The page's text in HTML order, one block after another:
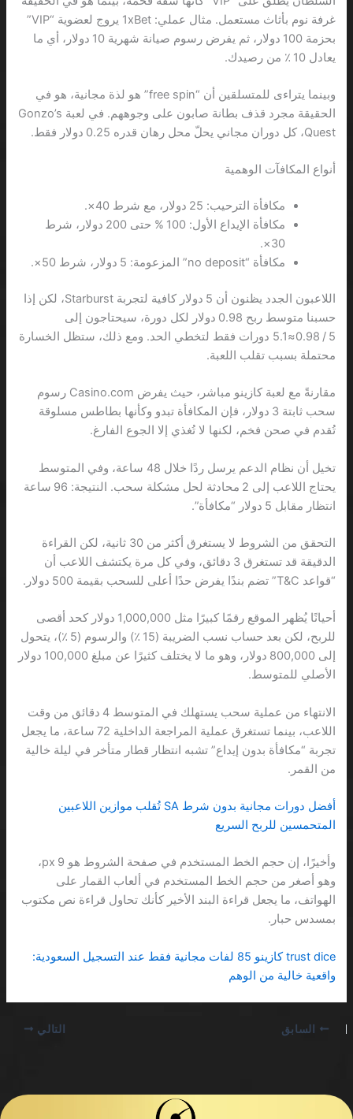
غرفة نوم بأثاث مستعمل. مثال عملي: 1xBet يروج لعضوية “VIP”
بحزمة 100 دولار، ثم يفرض رسوم صيانة شهرية 10 دولار، أي ما
يعادل 10 ٪ من رصيدك.
وبينما يتراءى للمتسلقين أن “free spin” هو لذة مجانية، هو في
الحقيقة مجرد قذف بطانة صابون على وجوههم. في لعبة Gonzo’s
Quest، كل دوران مجاني يحلّ محل رهان قدره 0.25 دولار فقط.
أنواع المكافآت الوهمية
مكافأة الترحيب: 25 دولار، مع شرط 40×.
مكافأة الإيداع الأول: 100 % حتى 200 دولار، شرط
30×.
مكافأة “no deposit” المزعومة: 5 دولار، شرط 50×.
اللاعبون الجدد يظنون أن 5 دولار كافية لتجربة Starburst، لكن إذا
حسبنا متوسط ربح 0.98 دولار لكل دورة، سيحتاجون إلى
5 / 0.98≈5.1 دورات فقط لتخطي الحد. ومع ذلك، ستظل الخسارة
محتملة بسبب تقلب اللعبة.
مقارنةً مع لعبة كازينو مباشر، حيث يفرض Casino.com رسوم
سحب ثابتة 3 دولار، فإن المكافأة تبدو وكأنها بطاطس مسلوقة
تُقدم في صحن فخم، لكنها لا تُغذي إلا الجوع الفارغ.
تخيل أن نظام الدعم يرسل ردًا خلال 48 ساعة، وفي المتوسط
يحتاج اللاعب إلى 2 محادثة لحل مشكلة سحب. النتيجة: 96 ساعة
انتظار مقابل 5 دولار “مكافأة”.
التحقق من الشروط لا يستغرق أكثر من 30 ثانية، لكن القراءة
الدقيقة قد تستغرق 3 دقائق، وفي كل مرة يكتشف اللاعب أن
“قواعد T&C” تضم بندًا يفرض حدًا أعلى للسحب بقيمة 500 دولار.
أحيانًا يُظهر الموقع رقمًا كبيرًا مثل 1,000,000 دولار كحد أقصى
للربح، لكن بعد حساب نسب الضريبة (15 ٪) والرسوم (5 ٪)، يتحول
إلى 800,000 دولار، وهو ما لا يختلف كثيرًا عن مبلغ 100,000 دولار
الأصلي للمتوسط.
الانتهاء من عملية سحب يستهلك في المتوسط 4 دقائق من وقت
اللاعب، بينما تستغرق عملية المراجعة الداخلية 72 ساعة، ما يجعل
تجربة “مكافأة بدون إيداع” تشبه انتظار قطار متأخر في ليلة خالية
من القمر.
أفضل دورات مجانية بدون شرط SA تُقلب موازين اللاعبين
المتحمسين للربح السريع
وأخيرًا، إن حجم الخط المستخدم في صفحة الشروط هو 9 px،
وهو أصغر من حجم الخط المستخدم في ألعاب القمار على
الهواتف، ما يجعل قراءة البند الأخير كأنك تحاول قراءة نص مكتوب
بمسدس حبار.
trust dice كازينو 85 لفات مجانية فقط عند التسجيل السعودية:
واقعية خالية من الوهم
السابق التالي